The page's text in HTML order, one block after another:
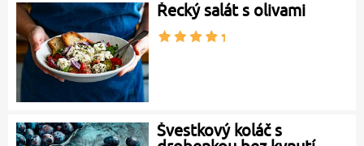
Řecký salát s olivami
Švestkový koláč s